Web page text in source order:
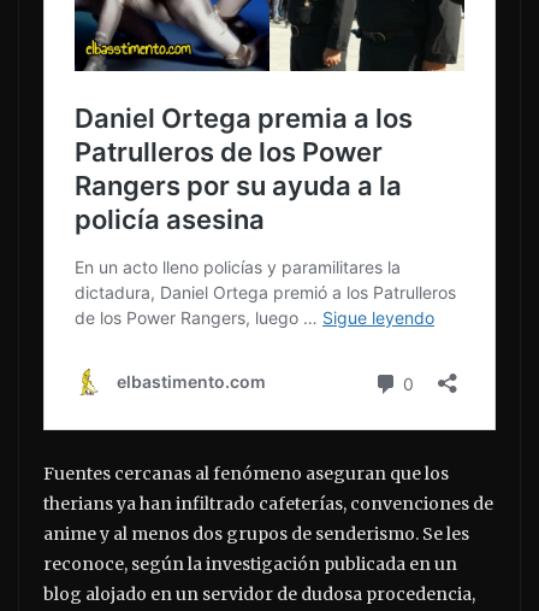
Fuentes cercanas al fenómeno aseguran que los
therians ya han infiltrado cafeterías, convenciones de
anime y al menos dos grupos de senderismo. Se les
reconoce, según la investigación publicada en un
blog alojado en un servidor de dudosa procedencia,